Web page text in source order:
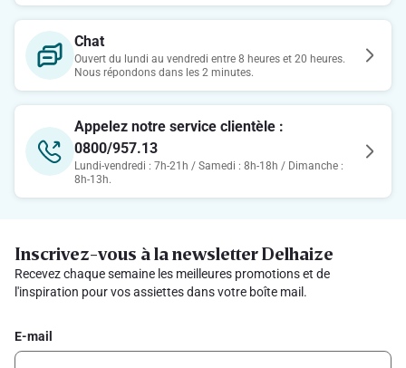
Chat
Ouvert du lundi au vendredi entre 8 heures et 20 heures.
Nous répondons dans les 2 minutes.
Appelez notre service clientèle :
0800/957.13
Lundi-vendredi : 7h-21h / Samedi : 8h-18h / Dimanche :
8h-13h.
Inscrivez-vous à la newsletter Delhaize
Recevez chaque semaine les meilleures promotions et de
l'inspiration pour vos assiettes dans votre boîte mail.
E-mail